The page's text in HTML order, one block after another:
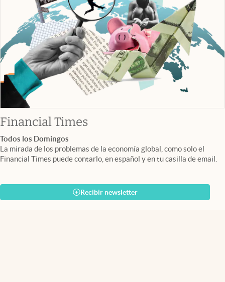
Financial Timesabre en nueva pestaña
Todos los Domingos
La mirada de los problemas de la economía global, como solo el
Financial Times puede contarlo, en español y en tu casilla de email.
Recibir newsletter